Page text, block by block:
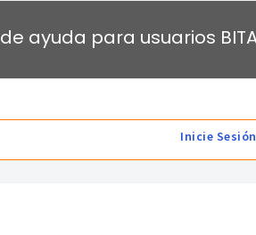
ayuda para usuarios
Inicie Sesión